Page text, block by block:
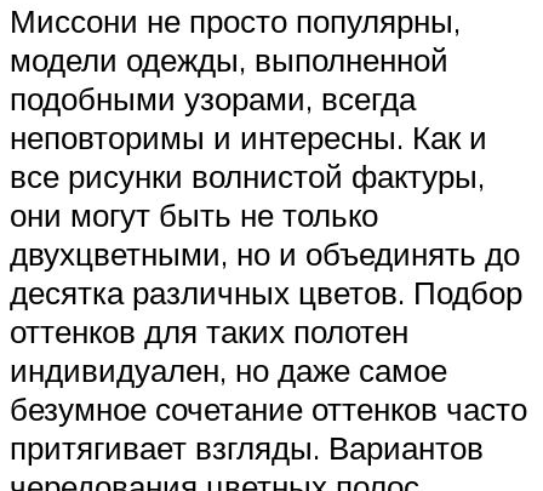
Миссони не просто популярны,
модели одежды, выполненной
подобными узорами, всегда
неповторимы и интересны. Как и
все рисунки волнистой фактуры,
они могут быть не только
двухцветными, но и объединять до
десятка различных цветов. Подбор
оттенков для таких полотен
индивидуален, но даже самое
безумное сочетание оттенков часто
притягивает взгляды. Вариантов